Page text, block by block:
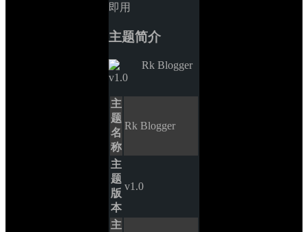
即用
主题简介
主
题
名
称
Rk Blogger
主
题
版
本
v1.0
主